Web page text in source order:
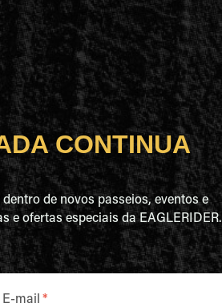
CONTINUA
de novos passeios, eventos e
e ofertas especiais da EAGLERIDER.
mail *